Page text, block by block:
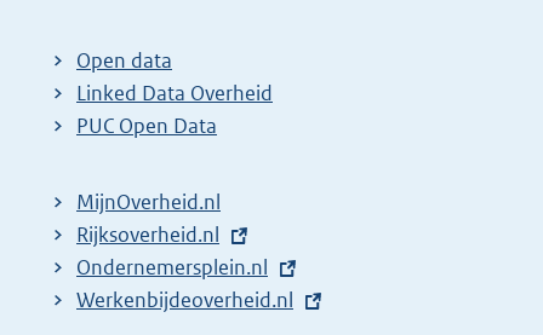
t
e
r
l
i
n
k
Open data
Linked Data Overheid
PUC Open Data
MijnOverheid.nl
E
x
t
Rijksoverheid.nl
E
x
Ondernemersplein.nl
E
Werkenbijdeoverheid.nl